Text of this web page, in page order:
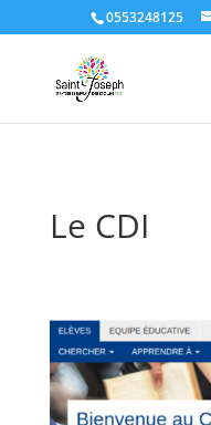
0553248125
Le CDI